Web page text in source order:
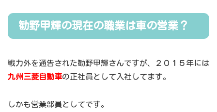
勧野甲輝の現在の職業は車の営業？
戦力外を通告された勧野甲輝さんですが、２０１５年には
九州三菱自動車の正社員として入社してます。
しかも営業部員としてです。